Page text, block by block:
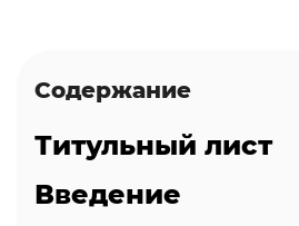
Содержание
Титульный лист
Введение